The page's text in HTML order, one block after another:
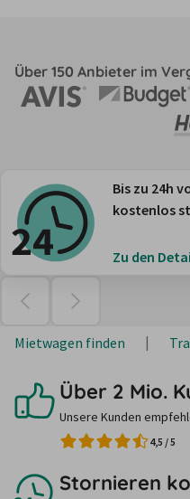
Über 150 Anbieter im
Bis zu 24h
kostenlos
Zu den
Mietwagen finden
Über 2 Mio.
Unsere Kunden
4,5 /5
Stornieren